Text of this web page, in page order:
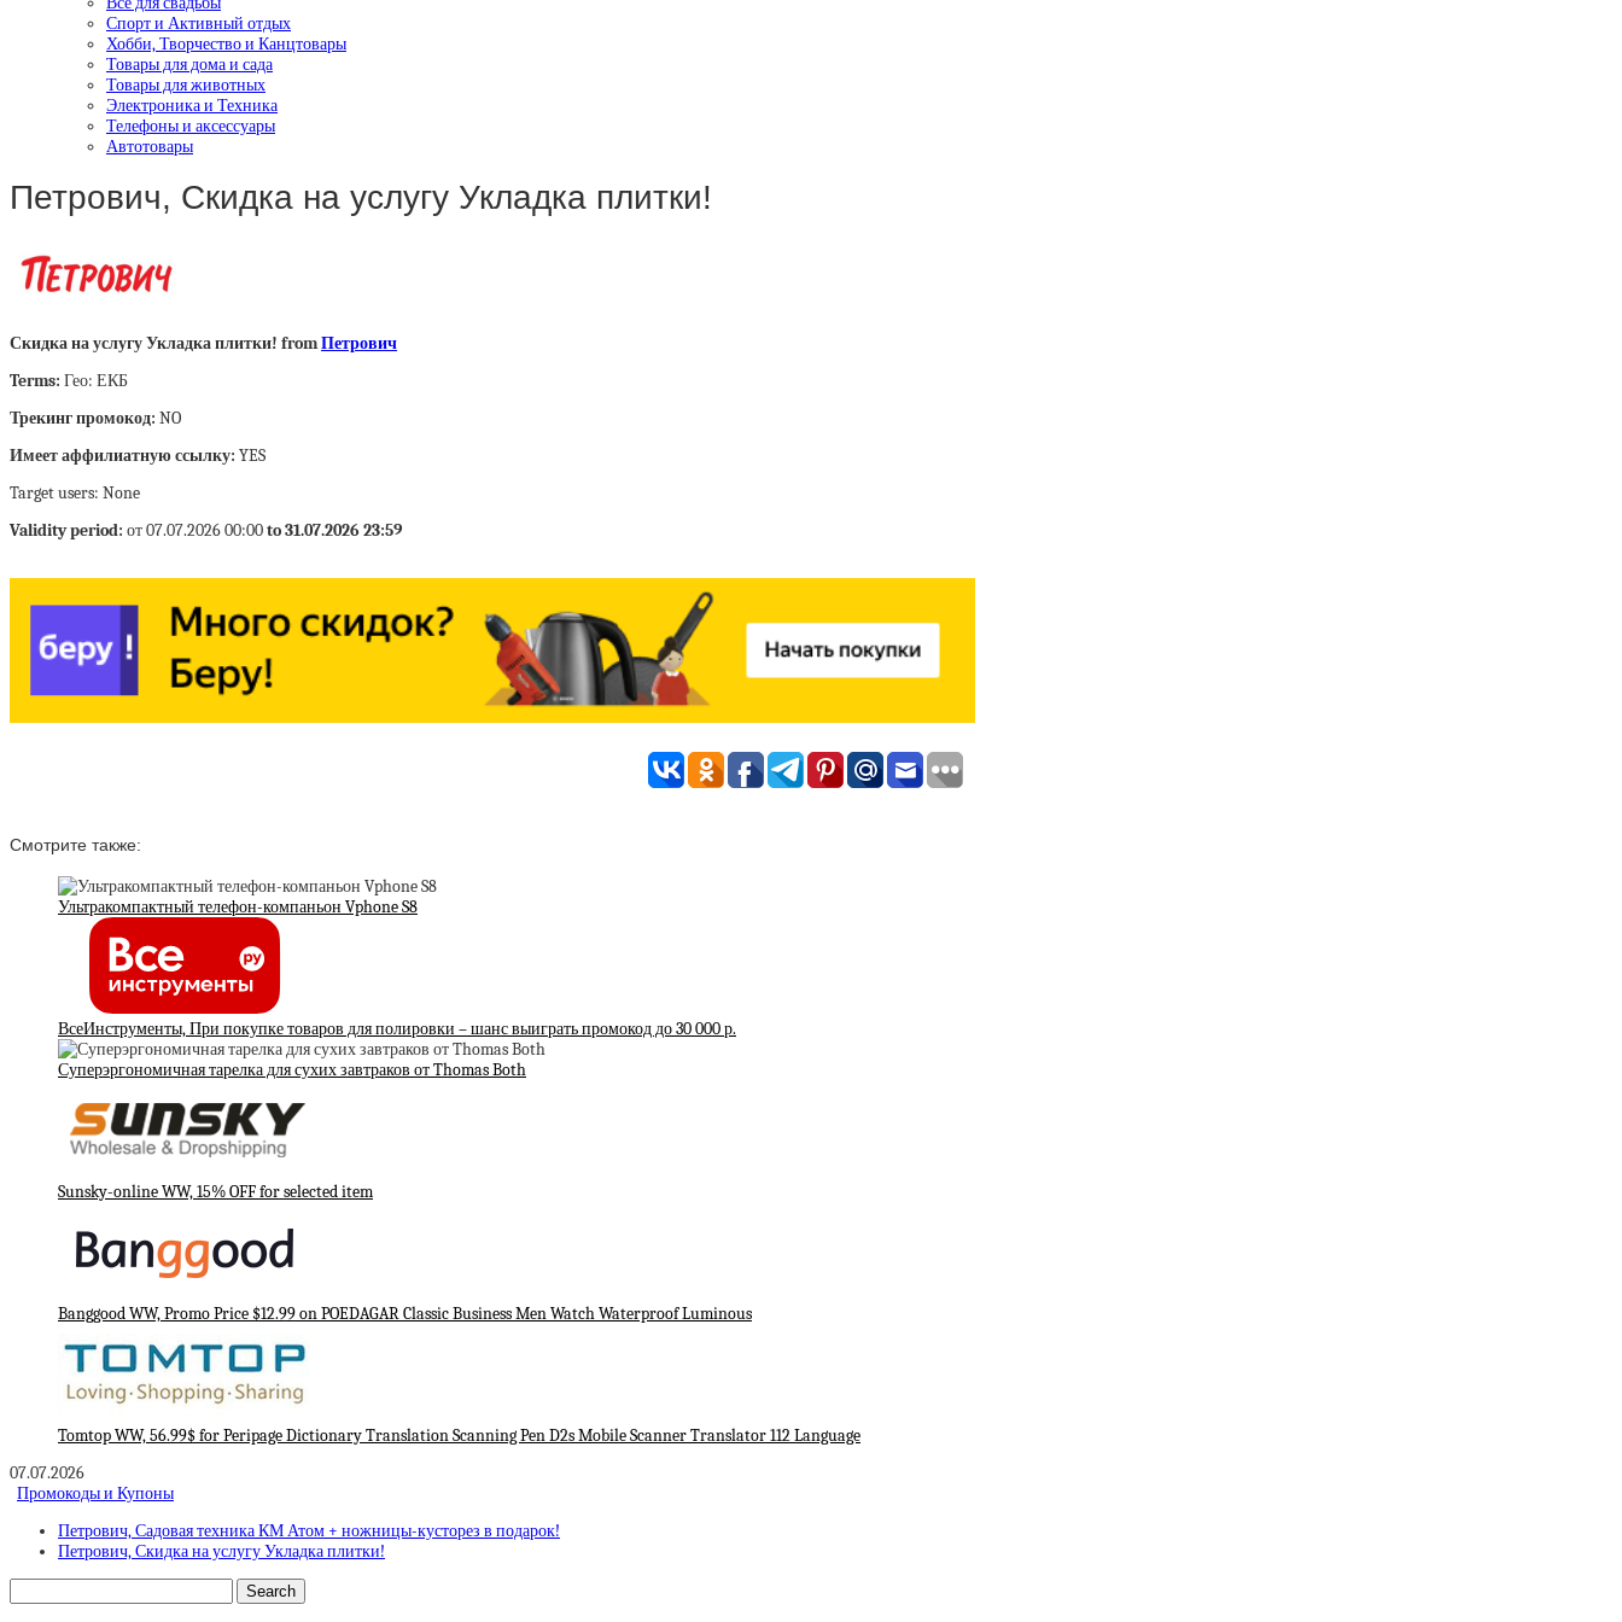
Спорт и Активный отдых
Хобби, Творчество и Канцтовары
Товары для дома и сада
Товары для животных
Электроника и Техника
Телефоны и аксессуары
Автотовары
Петрович, Скидка на услугу Укладка плитки!
Скидка на услугу Укладка плитки! fromПетрович
Terms: Гео: ЕКБ
Трекинг промокод: NO
Имеет аффилиатную ссылку: YES
Target users: None
Validity period: от 07.07.2026 00:00to 31.07.2026 23:59
Смотрите также:
Ультракомпактный телефон-компаньон Vphone S8
ВсеИнструменты, При покупке товаров для полировки – шанс выиграть промокод до 30 000 р.
Суперэргономичная тарелка для сухих завтраков от Thomas Both
Sunsky-online WW, 15% OFF for selected item
Banggood WW, Promo Price $12.99 on POEDAGAR Classic Business Men Watch Waterproof Luminous
Tomtop WW, 56.99$ for Peripage Dictionary Translation Scanning Pen D2s Mobile Scanner Translator 112 Language
07.07.2026
Промокоды и Купоны
Петрович, Садовая техника КМ Атом + ножницы-кусторез в подарок!
Петрович, Скидка на услугу Укладка плитки!